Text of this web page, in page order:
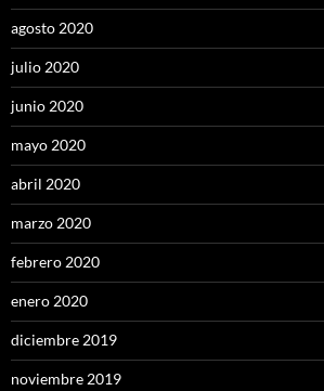
agosto 2020
julio 2020
junio 2020
mayo 2020
abril 2020
marzo 2020
febrero 2020
enero 2020
diciembre 2019
noviembre 2019